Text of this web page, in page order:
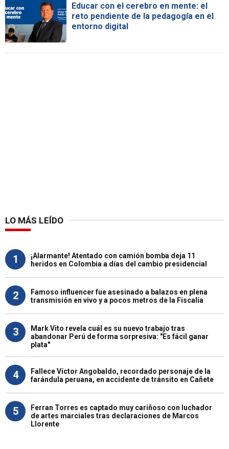
Educar con el cerebro en mente: el
reto pendiente de la pedagogía en el
entorno digital
LO MÁS LEÍDO
1
¡Alarmante! Atentado con camión bomba deja 11
heridos en Colombia a días del cambio presidencial
2
Famoso influencer fue asesinado a balazos en plena
transmisión en vivo y a pocos metros de la Fiscalía
3
Mark Vito revela cuál es su nuevo trabajo tras
abandonar Perú de forma sorpresiva: "Es fácil ganar
plata"
4
Fallece Víctor Angobaldo, recordado personaje de la
farándula peruana, en accidente de tránsito en Cañete
5
Ferran Torres es captado muy cariñoso con luchador
de artes marciales tras declaraciones de Marcos
Llorente